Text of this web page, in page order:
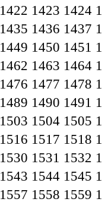
1422 1423 1424
1435 1436 1437
1449 1450 1451
1462 1463 1464
1476 1477 1478
1489 1490 1491
1503 1504 1505
1516 1517 1518
1530 1531 1532
1543 1544 1545
1557 1558 1559